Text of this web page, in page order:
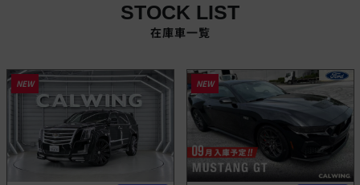
STOCK LIST
在庫車一覧
NEW NEW